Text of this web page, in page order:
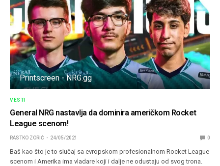
Printscreen - NRG.gg
VESTI
General NRG nastavlja da dominira američkom Rocket
League scenom!
RASTKO ZORIĆ 24/05/2021 0
Baš kao što je to slučaj sa evropskom profesionalnom Rocket League
scenom i Amerika ima vladare koji i dalje ne odustaju od svog trona.